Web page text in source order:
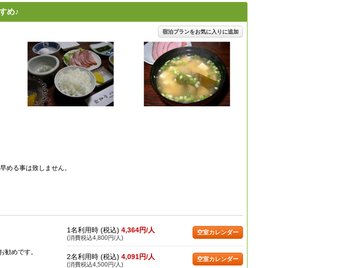
め♪
宿泊プランをお気に入りに追加
る事は致しません。
勧めです。
1名利用時 (税込) 4,364円/人
(消費税込4,800円/人)
空室カレンダー
2名利用時 (税込) 4,091円/人
(消費税込4,500円/人)
空室カレンダー